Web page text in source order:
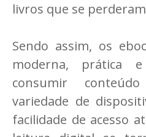
livros que se
Sendo assim, os
moderna, prática
consumir
variedade de
facilidade de acesso